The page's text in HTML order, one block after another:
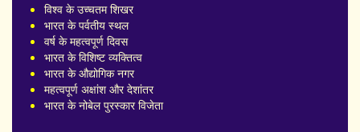
विश्व के उच्चतम शिखर
भारत के पर्वतीय स्थल
वर्ष के महत्वपूर्ण दिवस
भारत के विशिष्ट व्यक्तित्व
भारत के औद्योगिक नगर
महत्वपूर्ण अक्षांश और देशांतर
भारत के नोबेल पुरस्कार विजेता